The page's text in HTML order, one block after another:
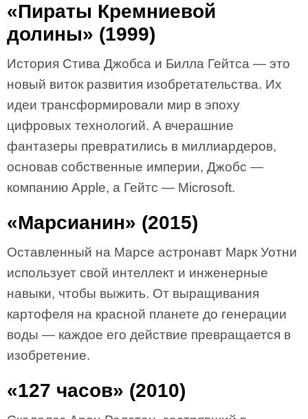
«Пираты Кремниевой
долины» (1999)
История Стива Джобса и Билла Гейтса — это
новый виток развития изобретательства. Их
идеи трансформировали мир в эпоху
цифровых технологий. А вчерашние
фантазеры превратились в миллиардеров,
основав собственные империи, Джобс —
компанию Apple, а Гейтс — Microsoft.
«Марсианин» (2015)
Оставленный на Марсе астронавт Марк Уотни
использует свой интеллект и инженерные
навыки, чтобы выжить. От выращивания
картофеля на красной планете до генерации
воды — каждое его действие превращается в
изобретение.
«127 часов» (2010)